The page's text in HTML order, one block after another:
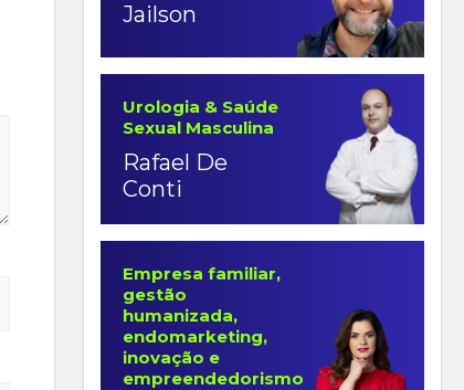
Jailson
Urologia & Saúde
Sexual Masculina
Rafael De
Conti
Empresa familiar,
gestão
humanizada,
endomarketing,
inovação e
empreendedorismo